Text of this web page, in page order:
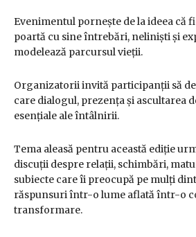
Evenimentul pornește de la ideea că
poartă cu sine întrebări, neliniști și
modelează parcursul vieții.
Organizatorii invită participanții să
care dialogul, prezența și ascultarea
esențiale ale întâlnirii.
Tema aleasă pentru această ediție
discuții despre relații, schimbări,
subiecte care îi preocupă pe mulți
răspunsuri într-o lume aflată într-o
transformare.